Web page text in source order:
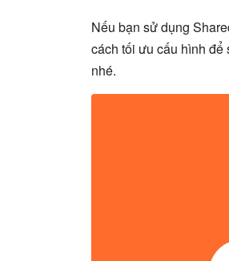
Nếu bạn sử dụng
cách tối ưu cấu hình để
nhé.